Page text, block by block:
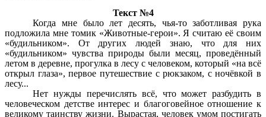
Текст №4
Когда мне было лет десять, чья-то заботливая рука
подложила мне томик «Животные-герои». Я считаю её своим
«будильником». От других людей знаю, что для них
«будильником» чувства природы были месяц, проведённый
летом в деревне, прогулка в лесу с человеком, который «на всё
открыл глаза», первое путешествие с рюкзаком, с ночёвкой в
лесу...
Нет нужды перечислять всё, что может разбудить в
человеческом детстве интерес и благоговейное отношение к
великому таинству жизни. Вырастая, человек умом постигать